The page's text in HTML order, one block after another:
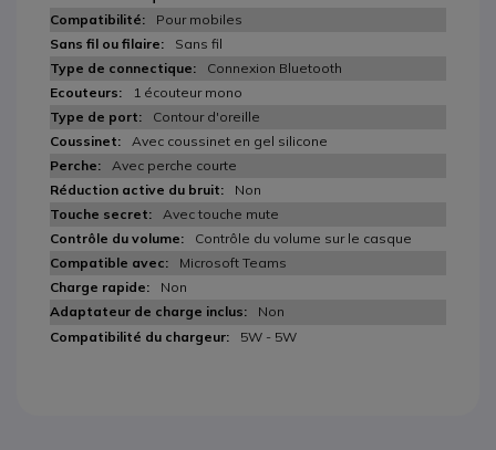
Pour mobiles
Sans fil
Connexion Bluetooth
1 écouteur mono
Contour d'oreille
Avec coussinet en gel silicone
Avec perche courte
Non
Avec touche mute
Contrôle du volume sur le casque
Microsoft Teams
Non
Non
5W - 5W